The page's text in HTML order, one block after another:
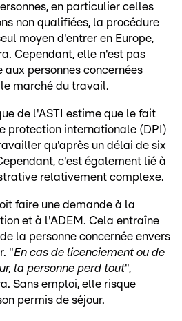
en particulier celles
non qualifiées, la procédure
moyen d'entrer en Europe,
Cependant, elle n'est pas
personnes concernées
marché du travail.
de l'ASTI estime que le fait
protection internationale (DPI)
qu'après un délai de six
c'est également lié à
relativement complexe.
faire une demande à la
et à l'ADEM. Cela entraîne
la personne concernée envers
"En cas de licenciement ou de
la personne perd tout",
Sans emploi, elle risque
permis de séjour.